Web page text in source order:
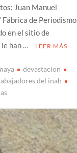
Juan Manuel
de Periodismo
en el sitio de
han …
LEER MÁS
devastacion
del inah